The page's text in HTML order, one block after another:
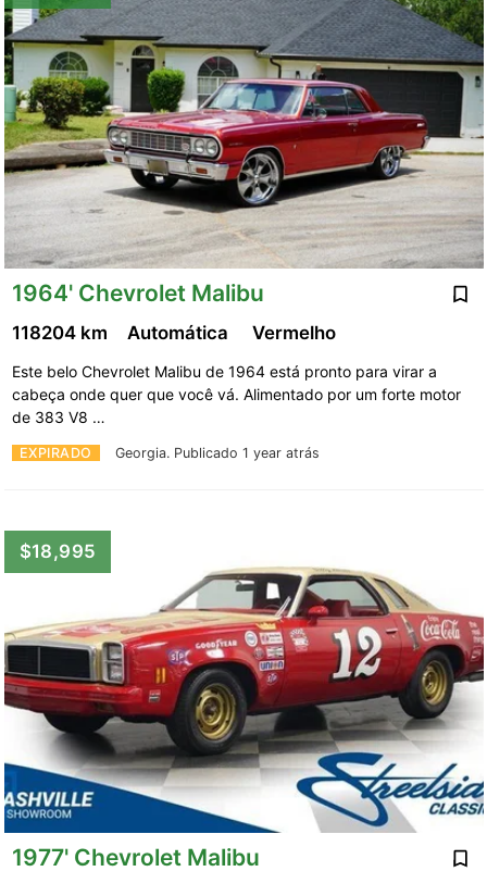
1964' Chevrolet Malibu
EXPIRADO Georgia. Publicado 1 year atrás
118204 km Automática Vermelho
Este belo Chevrolet Malibu de 1964 está pronto para virar a
cabeça onde quer que você vá. Alimentado por um forte motor
de 383 V8 …
$18,995
1977' Chevrolet Malibu